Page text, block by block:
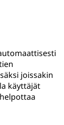
joissakin
käyttäjät